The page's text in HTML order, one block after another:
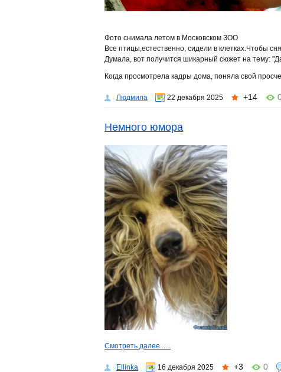
Фото снимала летом в Московском ЗОО
Все птицы,естественно, сидели в клетках.Чтобы
Думала, вот получится шикарный сюжет на тему:
Когда просмотрела кадры дома, поняла свой
Людмила 22 декабря 2025 +14
Немного юмора
Смотреть далее......
Ellinka 16 декабря 2025 +3 0